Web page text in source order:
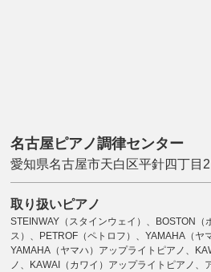
名古屋ピアノ調律センター
愛知県名古屋市天白区平針四丁目
取り扱いピアノ
STEINWAY（スタインウェイ）、BOSTON（
ス）、PETROF（ペトロフ）、YAMAHA（ヤ
YAMAHA（ヤマハ）アップライトピアノ、
ノ、KAWAI（カワイ）アップライトピアノ、